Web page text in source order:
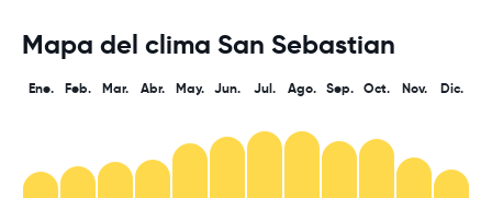
Mapa del clima San Sebastian
Ene. Feb. Mar. Abr. May. Jun. Jul. Ago. Sep. Oct. Nov. Dic.